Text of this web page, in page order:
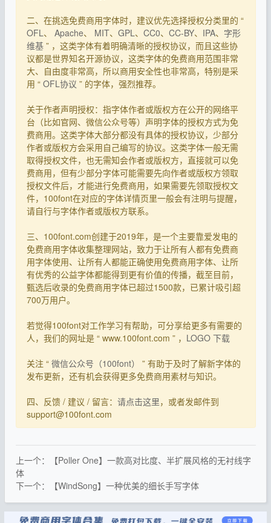
二、在挑选免费商用字体时，建议优先选择授权分类里的 “
OFL、 Apache、 MIT、 GPL、 CC0、 CC-BY、 IPA、 字形
维基 ” ，这类字体有着明确清晰的授权协议，而且这些协
议都是世界知名开源协议，这类字体的免费商用范围非常
大、自由度非常高，所以商用安全性也非常高，特别是采
用 “ OFL协议 ” 的字体，强烈推荐。
关于作者声明授权：指字体作者或版权方在公开的网络平
台（比如官网、微信公众号等）声明字体的授权方式为免
费商用。这类字体大部分都没有具体的授权协议，少部分
作者或版权方会采用自己编写的协议。这类字体一般无需
取得授权文件，也无需知会作者或版权方，直接就可以免
费商用，但有少部分字体可能需要先向作者或版权方领取
授权文件后，才能进行免费商用，如果需要先领取授权文
件，100font在对应的字体详情页里一般会有注明与提醒，
请自行与字体作者或版权方联系。
三、100font.com创建于2019年，是一个主要靠爱发电的
免费商用字体收集整理网站，致力于让所有人都有免费商
用字体使用、让所有人都能正确使用免费商用字体、让所
有优秀的公益字体都能得到更有价值的传播，截至目前，
甄选后收录的免费商用字体已超过1500款，已累计吸引超
700万用户。
若觉得100font对工作学习有帮助，可分享给更多有需要的
人，我们的网址是 “ www.100font.com ” ， LOGO 下载
关注 “ 微信公众号（100font）
” 有助于及时了解新字体的
发布更新，还有机会获得更多免费商用素材与知识。
四、反馈 / 建议 / 留言： 请点击这里，或者发邮件到
support@100font.com
上一个：【Poller One】一款高对比度、半扩展风格的无衬线字
体
下一个：【WindSong】一种优美的细长手写字体